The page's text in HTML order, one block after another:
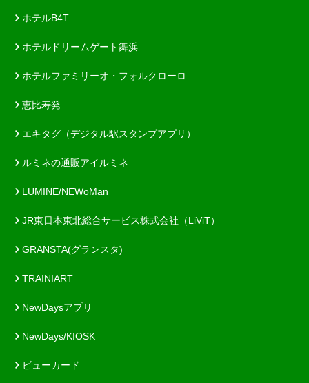
ホテルB4T
ホテルドリームゲート舞浜
ホテルファミリーオ・フォルクローロ
恵比寿発
エキタグ（デジタル駅スタンプアプリ）
ルミネの通販アイルミネ
LUMINE/NEWoMan
JR東日本東北総合サービス株式会社（LiViT）
GRANSTA(グランスタ)
TRAINIART
NewDaysアプリ
NewDays/KIOSK
ビューカード